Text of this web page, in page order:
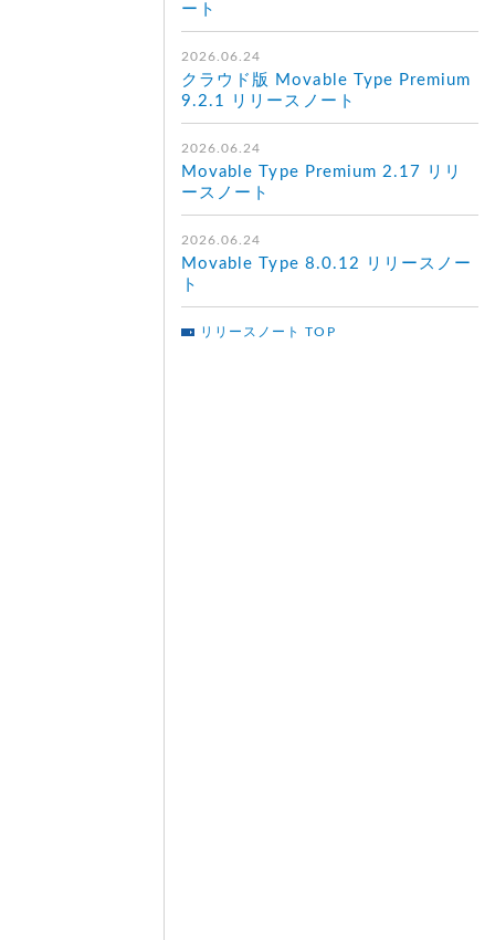
ート
2026.06.24
クラウド版 Movable Type Premium
9.2.1 リリースノート
2026.06.24
Movable Type Premium 2.17 リリ
ースノート
2026.06.24
Movable Type 8.0.12 リリースノー
ト
リリースノート TOP